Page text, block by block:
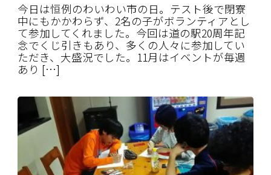
今日は恒例のわいわい市の日。テスト後で閉寮
中にもかかわらず、2名の子がボランティアとし
て参加してくれました。今回は道の駅20周年記
念でくじ引きもあり、多くの人々に参加してい
ただき、大盛況でした。11月はイベントが毎週
あり […]